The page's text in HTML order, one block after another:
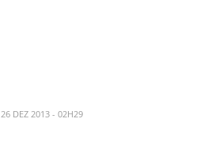
26 DEZ 2013 - 02H29